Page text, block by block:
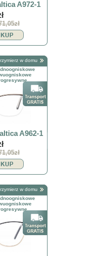
A972-1
w domu
A962-1
w domu